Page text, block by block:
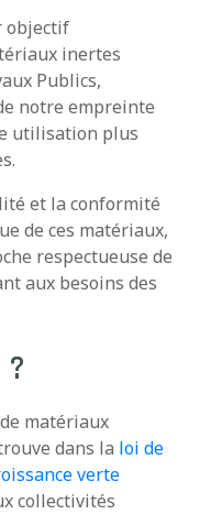
objectif
inertes
Publics,
notre empreinte
utilisation plus
et la conformité
de ces matériaux,
respectueuse de
aux besoins des
matériaux
dans la loi de
verte
collectivités